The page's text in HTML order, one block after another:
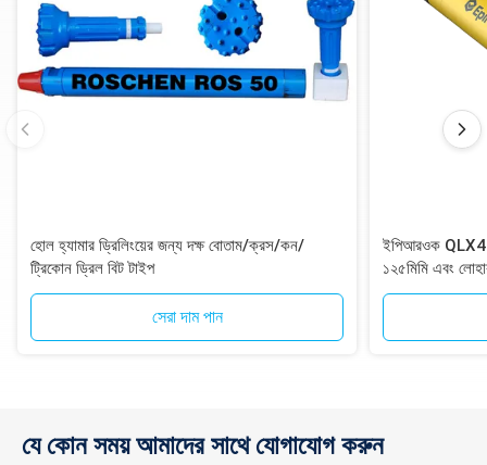
হোল হ্যামার ড্রিলিংয়ের জন্য দক্ষ বোতাম/ক্রস/কন/
ট্রিকোন ড্রিল বিট টাইপ
সেরা দাম পান
ইপিআরওক
১২৫মিমি এবং
১২-স্প্লাইন
যে কোন সময় আমাদের সাথে যোগাযোগ করুন